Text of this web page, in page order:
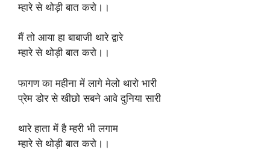
म्हारे से थोड़ी बात करो।।
मैं तो आया हा बाबाजी थारे द्वारे
म्हारे से थोड़ी बात करो।।
फागण का महीना में लागे मेलो थारो भारी
प्रेम डोर से खीछो सबने आवे दुनिया सारी
थारे हाता में है म्हरी भी लगाम
म्हारे से थोड़ी बात करो।।